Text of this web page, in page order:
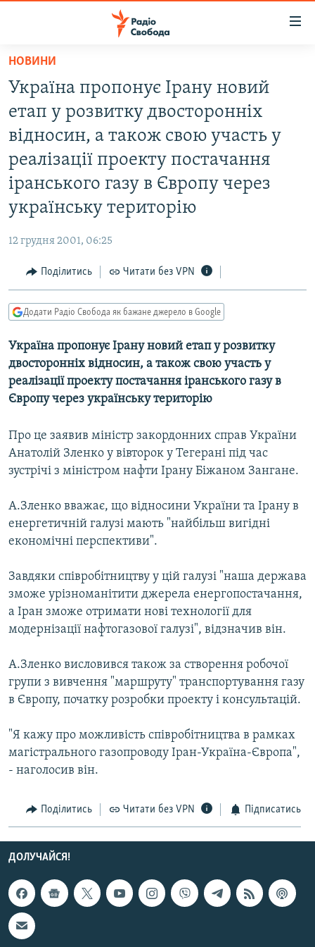
Перейти
основного
матеріалу
Перейти
до
основної
навігації
Перейти
до
ВСЕ ЗА ДОБУ
СТАТТІ
ПОЛІТИКА
СУСПІЛЬСТВО
УКРАЇНА
СВІТ
РОСІЙСЬКА «ФІЛЬТРАЦІЯ»
ДОНБАС.РЕАЛІЇ
СХЕМИ
КИТАЙ.ВИКЛИКИ
ФОТО
СПЕЦПРОЄКТИ
ПОДКАСТИ
КРИМ РЕАЛІЇ
РУС
КТАТ
НОВИНИ
Україна пропонує Ірану новий
етап у розвитку двосторонніх
відносин, а також свою участь у
реалізації проекту постачання
іранського газу в Європу через
українську територію
12 грудня 2001, 06:25
Поділитись Читати без VPN
Додати Радіо Свобода як бажане джерело в Google
Україна пропонує Ірану новий етап у розвитку
двосторонніх відносин, а також свою участь у
реалізації проекту постачання іранського газу в
Європу через українську територію
Про це заявив міністр закордонних справ України
Анатолій Зленко у вівторок у Тегерані під час
зустрічі з міністром нафти Ірану Біжаном Зангане.
А.Зленко вважає, що відносини України та Ірану в
енергетичній галузі мають "найбільш вигідні
економічні перспективи".
Завдяки співробітництву у цій галузі "наша держава
зможе урізноманітити джерела енергопостачання,
а Іран зможе отримати нові технології для
модернізації нафтогазової галузі", відзначив він.
А.Зленко висловився також за створення робочої
групи з вивчення "маршруту" транспортування газу
в Європу, початку розробки проекту і консультацій.
"Я кажу про можливість співробітництва в рамках
магістрального газопроводу Іран-Україна-Європа",
- наголосив він.
Поділитись Читати без VPN Підписатись
ДОЛУЧАЙСЯ!